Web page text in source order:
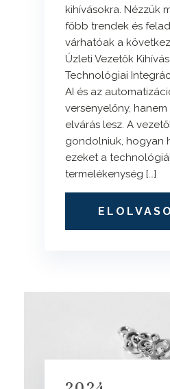
kihívásokra. Nézzük
főbb trendek és
várhatóak a
Üzleti Vezetők
Technológiai
AI és az
versenyelőny,
elvárás lesz. A
gondolniuk, hogyan
ezeket a
termelékenység […]